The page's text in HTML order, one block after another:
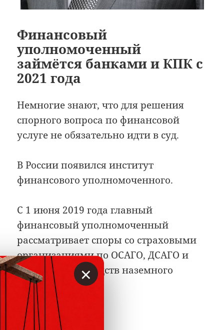
Финансовый
уполномоченный
займётся банками и КПК с
2021 года
Немногие знают, что для решения
спорного вопроса по финансовой
услуге не обязательно идти в суд.
В России появился институт
финансового уполномоченного.
С 1 июня 2019 года главный
финансовый уполномоченный
рассматривает споры со страховыми
организациями по ОСАГО, ДСАГО и
страхованию средств наземного
транспорта.
Читать далее
×